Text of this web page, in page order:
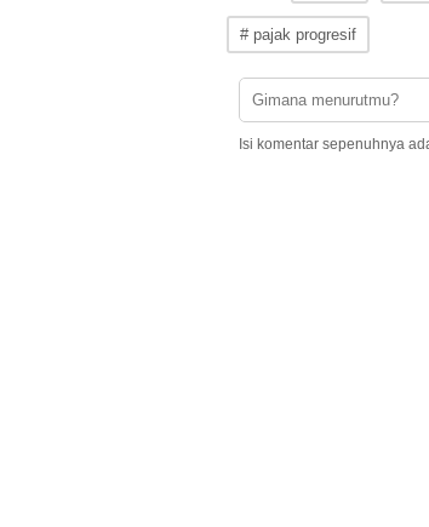
# pajak progresif
Isi komentar sepenuhnya